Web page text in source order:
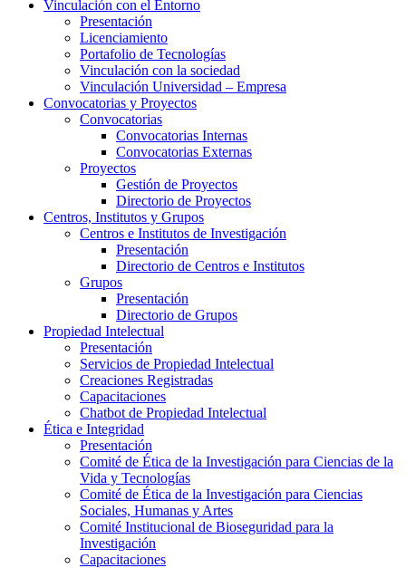
Vinculación con el Entorno
Presentación
Licenciamiento
Portafolio de Tecnologías
Vinculación con la sociedad
Vinculación Universidad – Empresa
Convocatorias y Proyectos
Convocatorias
Convocatorias Internas
Convocatorias Externas
Proyectos
Gestión de Proyectos
Directorio de Proyectos
Centros, Institutos y Grupos
Centros e Institutos de Investigación
Presentación
Directorio de Centros e Institutos
Grupos
Presentación
Directorio de Grupos
Propiedad Intelectual
Presentación
Servicios de Propiedad Intelectual
Creaciones Registradas
Capacitaciones
Chatbot de Propiedad Intelectual
Ética e Integridad
Presentación
Comité de Ética de la Investigación para Ciencias de la
Vida y Tecnologías
Comité de Ética de la Investigación para Ciencias
Sociales, Humanas y Artes
Comité Institucional de Bioseguridad para la
Investigación
Capacitaciones